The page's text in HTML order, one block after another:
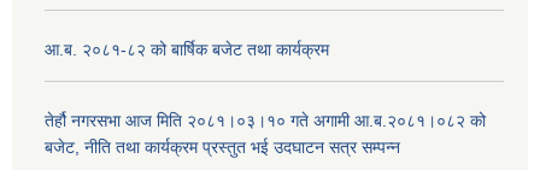
आ.ब. २०८१-८२ को बार्षिक बजेट तथा कार्यक्रम
तेर्हौ नगरसभा आज मिति २०८१।०३।१० गते अगामी आ.ब.२०८१।०८२ को
बजेट, नीति तथा कार्यक्रम प्रस्तुत भई उदघाटन सत्र सम्पन्न